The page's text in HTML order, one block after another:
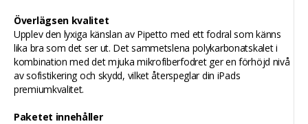
Överlägsen kvalitet
Upplev den lyxiga känslan av Pipetto med ett fodral som känns
lika bra som det ser ut. Det sammetslena polykarbonatskalet i
kombination med det mjuka mikrofiberfodret ger en förhöjd nivå
av sofistikering och skydd, vilket återspeglar din iPads
premiumkvalitet.
Paketet innehåller